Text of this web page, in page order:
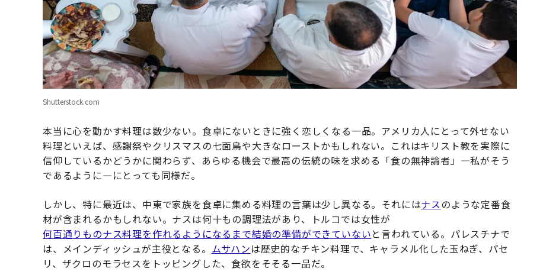
Shutterstock.com
本当に心を動かす料理は数少ない。食卓にないときに強く恋しくなる一品。アメリカ人にとって外せない
料理といえば、感謝祭やクリスマスの七面鳥や大きなローストかもしれない。これはキリスト教を実際に
信仰しているかどうかに関わらず、あらゆる機会で最高の伝統の味を求める「食の無神論者」—私がそう
であるように—にとっても同様だ。
しかし、特に最近は、中東で家族を食卓に集める料理の言葉は少し異なる。それにはナスのような定番食
材が含まれるかもしれない。ナスは何十もの調理法があり、トルコでは女性が
何百通りものナス料理を作れるようになるまで結婚の準備ができていないと言われている。パレスチナで
は、メインディッシュが主役となる。 ムサハンは歴史的なチキン料理で、キャラメル化した玉ねぎ、パセ
リ、ザクロのモラセスをトッピングした、食欲をそそる一品だ。